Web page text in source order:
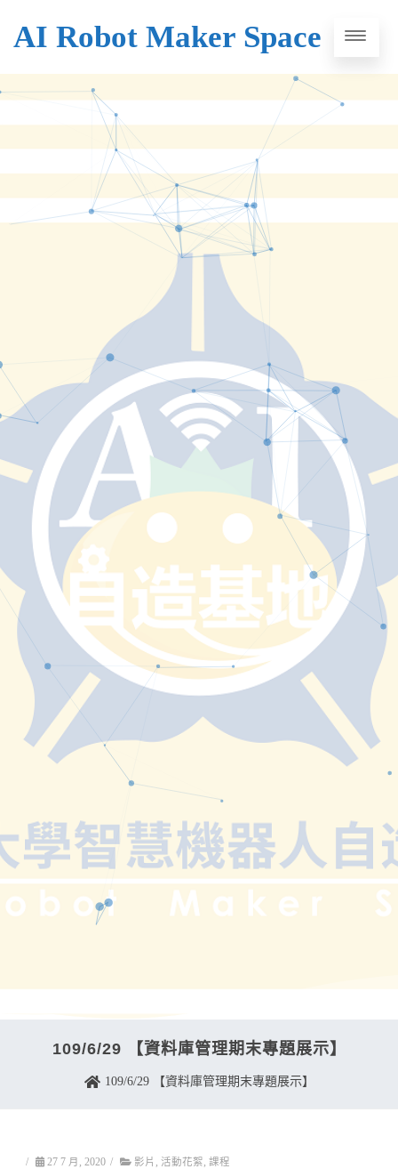
AI Robot Maker Space
109/6/29 【資料庫管理期末專題展示】
109/6/29 【資料庫管理期末專題展示】
/ 27 7 月, 2020 / 影片 活動花絮 課程